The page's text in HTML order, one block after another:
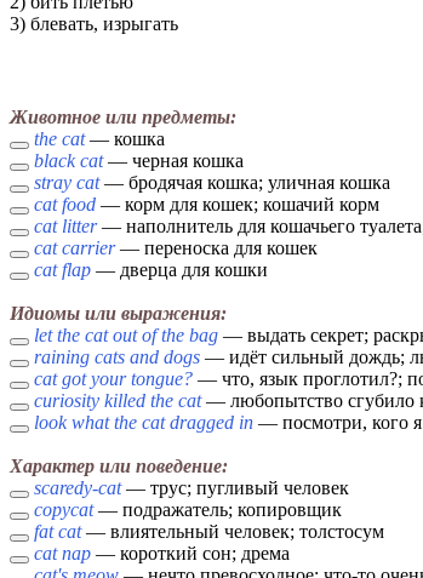
3) блевать, изрыгать
Животное или предметы:
the cat— кошка
black cat— черная кошка
stray cat— бродячая кошка; уличная кошка
cat food — корм для кошек; кошачий корм
cat litter— наполнитель для кошачьего
cat carrier— переноска для кошек
cat flap — дверца для кошки
Идиомы или выражения:
let the cat out of the bag — выдать секрет;
raining cats and dogs — идёт сильный дождь;
cat got your tongue? — что, язык проглотил?;
curiosity killed the cat— любопытство сгубило
look what the cat dragged in — посмотри, кого
Характер или поведение:
scaredy-cat— трус; пугливый человек
copycat— подражатель; копировщик
fat cat— влиятельный человек; толстосум
cat nap — короткий сон; дрема